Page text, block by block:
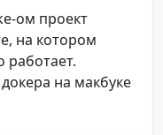
ом проект
на котором
работает.
на макбуке